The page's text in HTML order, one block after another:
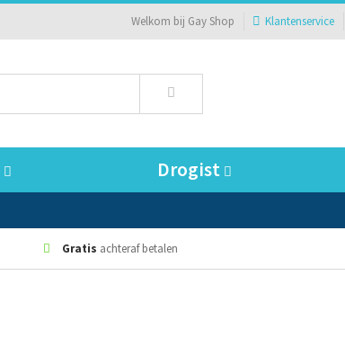
Welkom bij Gay Shop Klantenservice
Drogist
Gratis achteraf betalen